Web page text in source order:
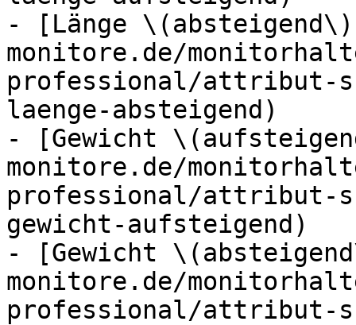
- [Länge
monitore.de/
professional/attribut-
laenge-absteigend)
- [Gewicht
monitore.de/
professional/attribut-
gewicht-aufsteigend)
- [Gewicht
monitore.de/
professional/attribut-